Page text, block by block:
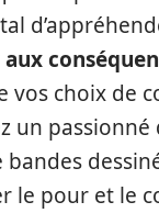
vos choix de
un
le pour et le